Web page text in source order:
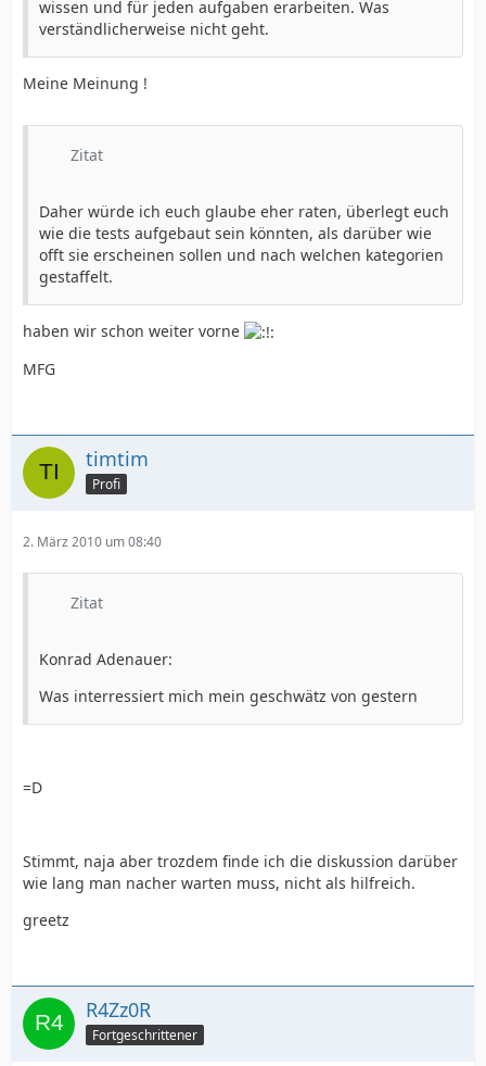
wissen und für jeden aufgaben erarbeiten. Was
verständlicherweise nicht geht.
Meine Meinung !
Zitat
Daher würde ich euch glaube eher raten, überlegt euch
wie die tests aufgebaut sein könnten, als darüber wie
offt sie erscheinen sollen und nach welchen kategorien
gestaffelt.
haben wir schon weiter vorne
MFG
timtim
Profi
2. März 2010 um 08:40
Zitat
Konrad Adenauer:
Was interressiert mich mein geschwätz von gestern
=D
Stimmt, naja aber trozdem finde ich die diskussion darüber
wie lang man nacher warten muss, nicht als hilfreich.
greetz
R4Zz0R
Fortgeschrittener